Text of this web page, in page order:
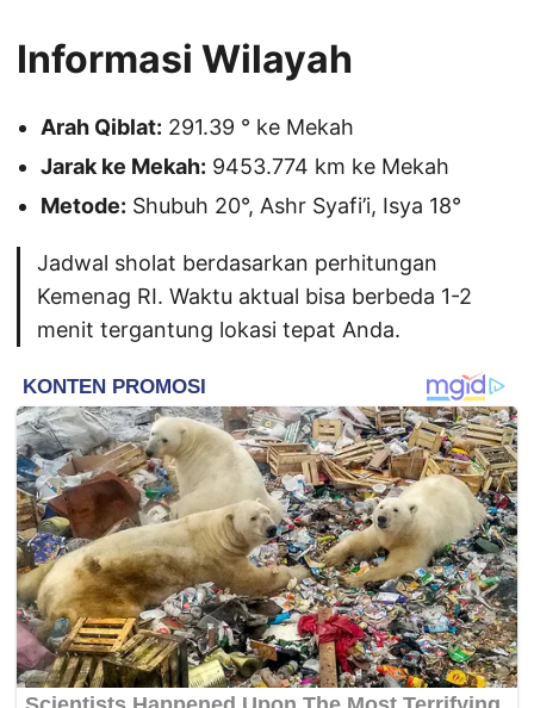
Informasi Wilayah
Arah Qiblat: 291.39 ° ke Mekah
Jarak ke Mekah: 9453.774 km ke Mekah
Metode: Shubuh 20°, Ashr Syafi’i, Isya 18°
Jadwal sholat berdasarkan perhitungan
Kemenag RI. Waktu aktual bisa berbeda 1-2
menit tergantung lokasi tepat Anda.